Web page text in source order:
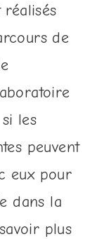
réalisés
de
les
peuvent
eux pour
dans la
plus